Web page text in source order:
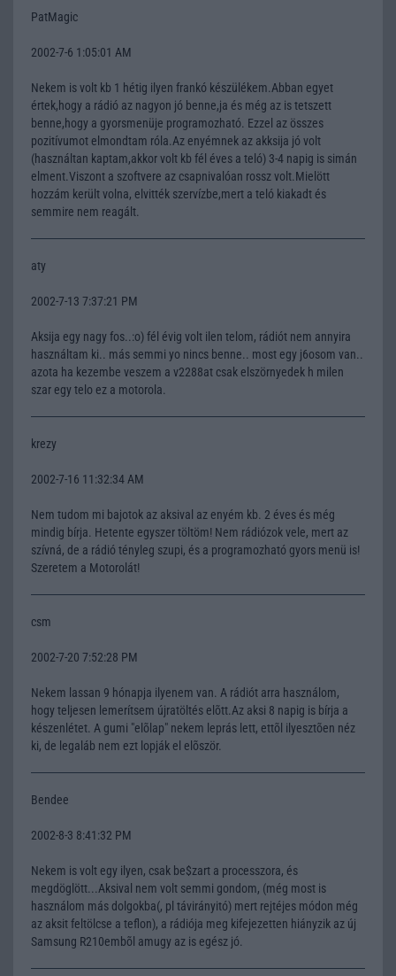
PatMagic
2002-7-6 1:05:01 AM
Nekem is volt kb 1 hétig ilyen frankó készülékem.Abban egyet
értek,hogy a rádió az nagyon jó benne,ja és még az is tetszett
benne,hogy a gyorsmenüje programozható. Ezzel az összes
pozitívumot elmondtam róla.Az enyémnek az akksija jó volt
(használtan kaptam,akkor volt kb fél éves a teló) 3-4 napig is simán
elment.Viszont a szoftvere az csapnivalóan rossz volt.Mielött
hozzám került volna, elvitték szervízbe,mert a teló kiakadt és
semmire nem reagált.
aty
2002-7-13 7:37:21 PM
Aksija egy nagy fos..:o) fél évig volt ilen telom, rádiót nem annyira
használtam ki.. más semmi yo nincs benne.. most egy j6osom van..
azota ha kezembe veszem a v2288at csak elszörnyedek h milen
szar egy telo ez a motorola.
krezy
2002-7-16 11:32:34 AM
Nem tudom mi bajotok az aksival az enyém kb. 2 éves és még
mindig bírja. Hetente egyszer töltöm! Nem rádiózok vele, mert az
szívná, de a rádió tényleg szupi, és a programozható gyors menü is!
Szeretem a Motorolát!
csm
2002-7-20 7:52:28 PM
Nekem lassan 9 hónapja ilyenem van. A rádiót arra használom,
hogy teljesen lemerítsem újratöltés elõtt.Az aksi 8 napig is bírja a
készenlétet. A gumi "elõlap" nekem leprás lett, ettõl ilyesztõen néz
ki, de legaláb nem ezt lopják el elõször.
Bendee
2002-8-3 8:41:32 PM
Nekem is volt egy ilyen, csak be$zart a processzora, és
megdöglött...Aksival nem volt semmi gondom, (még most is
használom más dolgokba(, pl távirányitó) mert rejtéjes módon még
az aksit feltölcse a teflon), a rádiója meg kifejezetten hiányzik az új
Samsung R210embõl amugy az is egész jó.